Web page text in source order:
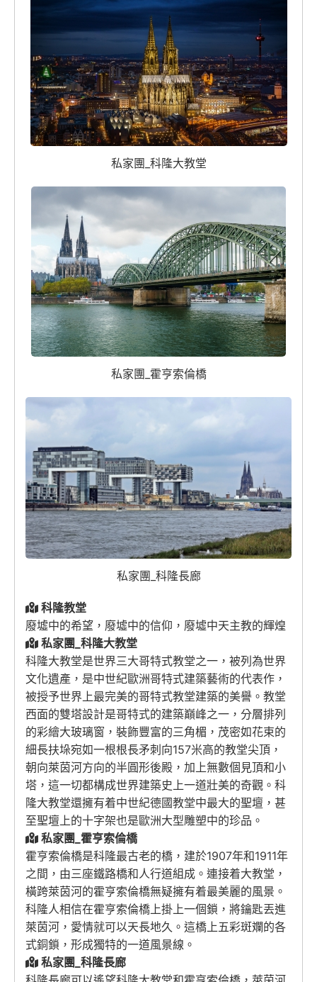
私家團_科隆大教堂
私家團_霍亨索倫橋
私家團_科隆長廊
科隆教堂
廢墟中的希望，廢墟中的信仰，廢墟中天主教的輝煌
私家團_科隆大教堂
科隆大教堂是世界三大哥特式教堂之一，被列為世界
文化遺產，是中世紀歐洲哥特式建築藝術的代表作，
被授予世界上最完美的哥特式教堂建築的美譽。教堂
西面的雙塔設計是哥特式的建築巔峰之一，分層排列
的彩繪大玻璃窗，裝飾豐富的三角楣，茂密如花束的
細長扶垛宛如一根根長矛刺向157米高的教堂尖頂，
朝向萊茵河方向的半圓形後殿，加上無數個見頂和小
塔，這一切都構成世界建築史上一道壯美的奇觀。科
隆大教堂還擁有着中世紀德國教堂中最大的聖壇，甚
至聖壇上的十字架也是歐洲大型雕塑中的珍品。
私家團_霍亨索倫橋
霍亨索倫橋是科隆最古老的橋，建於1907年和1911年
之間，由三座鐵路橋和人行道組成。連接着大教堂，
橫跨萊茵河的霍亨索倫橋無疑擁有着最美麗的風景。
科隆人相信在霍亨索倫橋上掛上一個鎖，將鑰匙丟進
萊茵河，愛情就可以天長地久。這橋上五彩斑斕的各
式銅鎖，形成獨特的一道風景線。
私家團_科隆長廊